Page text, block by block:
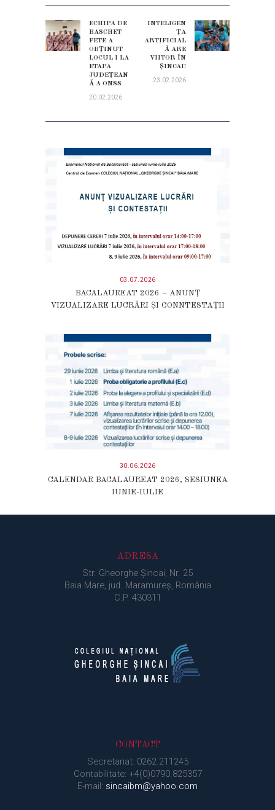
ÎN
ARTICOLE
Previous
post:
ECHIPA DE
BASCHET
FETE A
OBȚINUT
LOCUL I LA
ETAPA
JUDEȚEAN
Ă A ONSS
20.02.2026
Next
post:
INTELIGEN
ȚA
ARTIFICIAL
Ă ARE
VIITOR ÎN
ŞINCAI!
23.02.2026
03.07.2026
BACALAUREAT 2026 – ANUNȚ
VIZUALIZARE LUCRĂRI ȘI CONNTESTAȚII
30.06.2026
CALENDAR BACALAUREAT 2026, SESIUNEA
IUNIE-IULIE
ADRESA
Str. Gheorghe Şincai, Nr. 25
Baia Mare, jud. Maramureș, România
C.P. 430311
CONTACT
Secretariat: 0262.211245
Contabilitate: +4(0)0790.825357
E-mail: sincaibm@yahoo.com